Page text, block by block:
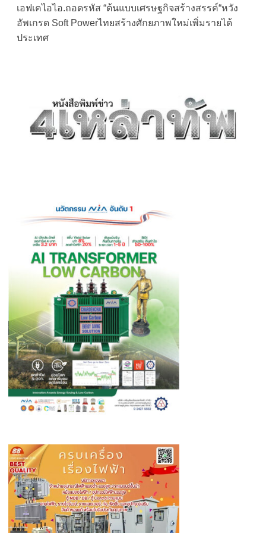
navigation
เอฟเคไอไอ.ถอดรหัส “ต้นแบบเศรษฐกิจสร้างสรรค์“หวัง
อัพเกรด Soft Powerไทยสร้างศักยภาพใหม่เพิ่มรายได้
ประเทศ